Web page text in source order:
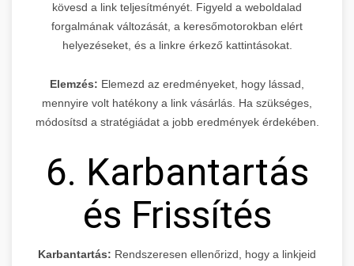
kövesd a link teljesítményét. Figyeld a weboldalad
forgalmának változását, a keresőmotorokban elért
helyezéseket, és a linkre érkező kattintásokat.
Elemzés: Elemezd az eredményeket, hogy lássad,
mennyire volt hatékony a link vásárlás. Ha szükséges,
módosítsd a stratégiádat a jobb eredmények érdekében.
6. Karbantartás
és Frissítés
Karbantartás: Rendszeresen ellenőrizd, hogy a linkjeid